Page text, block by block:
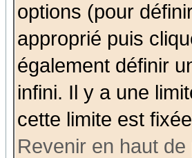
options (pour
approprié puis
également définir
infini. Il y a une
cette limite est
Revenir en haut de